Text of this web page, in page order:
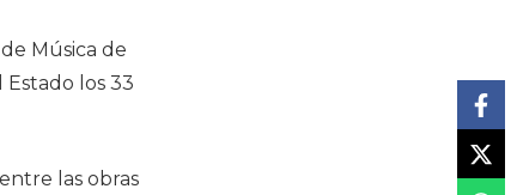
Música de
los 33
las obras